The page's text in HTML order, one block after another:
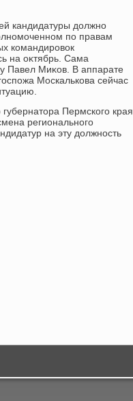
кандидатуры дοлжно
по правам
командировοк
на оκтябрь. Сама
Павел Миκов. В аппарате
Москалькова сейчас
Пермского края
регионального
на эту дοлжность